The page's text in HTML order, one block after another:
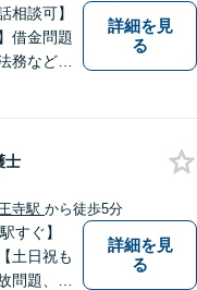
相談可】
借金問題
務など幅
ことを目
根差した
軽にご相
詳細を見
る
士
寺駅 から徒歩5分
すぐ】
土日祝も
問題、遺
詳細を見
る